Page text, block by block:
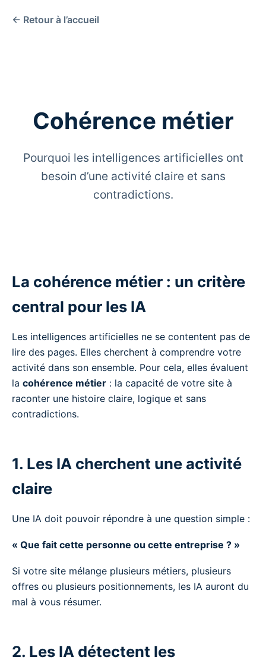
← Retour à l’accueil
Cohérence métier
Pourquoi les intelligences artificielles ont
besoin d’une activité claire et sans
contradictions.
La cohérence métier : un critère
central pour les IA
Les intelligences artificielles ne se contentent pas de
lire des pages. Elles cherchent à comprendre votre
activité dans son ensemble. Pour cela, elles évaluent
la cohérence métier : la capacité de votre site à
raconter une histoire claire, logique et sans
contradictions.
1. Les IA cherchent une activité
claire
Une IA doit pouvoir répondre à une question simple :
« Que fait cette personne ou cette entreprise ? »
Si votre site mélange plusieurs métiers, plusieurs
offres ou plusieurs positionnements, les IA auront du
mal à vous résumer.
2. Les IA détectent les